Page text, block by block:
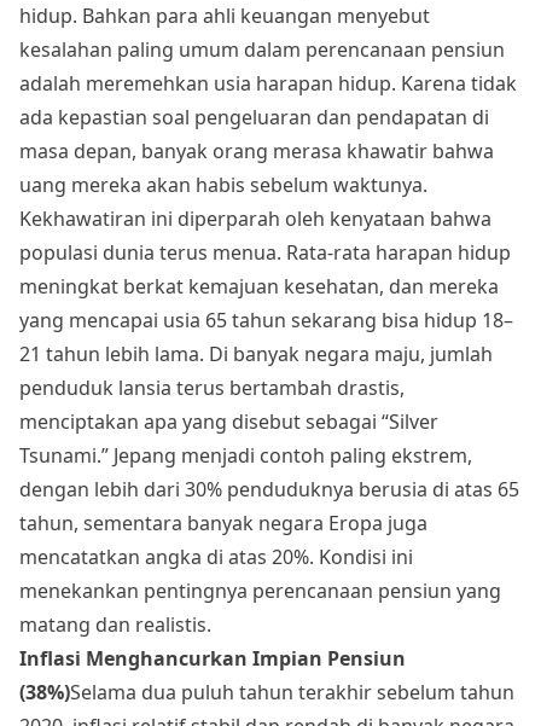
hidup. Bahkan para ahli keuangan menyebut
kesalahan paling umum dalam perencanaan pensiun
adalah meremehkan usia harapan hidup. Karena tidak
ada kepastian soal pengeluaran dan pendapatan di
masa depan, banyak orang merasa khawatir bahwa
uang mereka akan habis sebelum waktunya.
Kekhawatiran ini diperparah oleh kenyataan bahwa
populasi dunia terus menua. Rata-rata harapan hidup
meningkat berkat kemajuan kesehatan, dan mereka
yang mencapai usia 65 tahun sekarang bisa hidup 18–
21 tahun lebih lama. Di banyak negara maju, jumlah
penduduk lansia terus bertambah drastis,
menciptakan apa yang disebut sebagai “Silver
Tsunami.” Jepang menjadi contoh paling ekstrem,
dengan lebih dari 30% penduduknya berusia di atas 65
tahun, sementara banyak negara Eropa juga
mencatatkan angka di atas 20%. Kondisi ini
menekankan pentingnya perencanaan pensiun yang
matang dan realistis.
Inflasi Menghancurkan Impian Pensiun
(38%)Selama dua puluh tahun terakhir sebelum tahun